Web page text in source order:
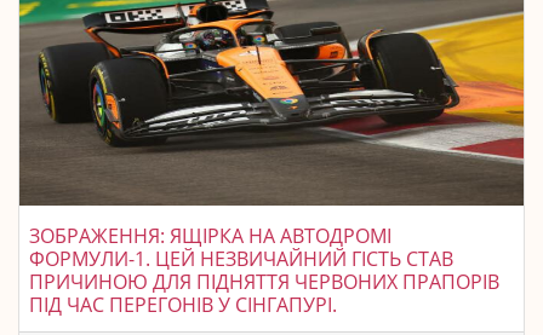
ЗОБРАЖЕННЯ: ЯЩІРКА НА АВТОДРОМІ
ФОРМУЛИ-1. ЦЕЙ НЕЗВИЧАЙНИЙ ГІСТЬ СТАВ
ПРИЧИНОЮ ДЛЯ ПІДНЯТТЯ ЧЕРВОНИХ ПРАПОРІВ
ПІД ЧАС ПЕРЕГОНІВ У СІНГАПУРІ.